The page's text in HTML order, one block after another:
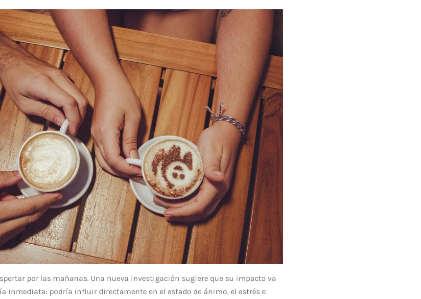
por las mañanas. Una nueva investigación sugiere que su impacto va
inmediata: podría influir directamente en el estado de ánimo, el estrés e